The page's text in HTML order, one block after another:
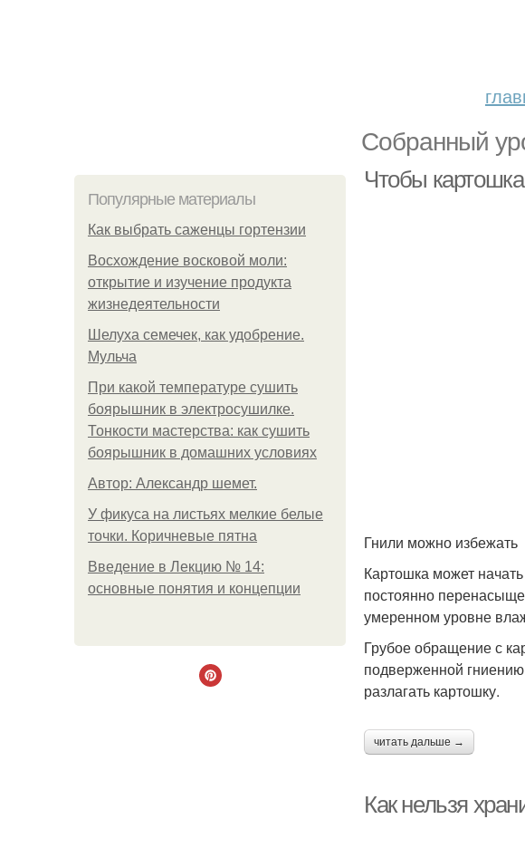
Собранный
Популярные материалы
Как выбрать саженцы гортензии
Восхождение восковой моли:
открытие и изучение продукта
жизнедеятельности
Шелуха семечек, как удобрение.
Мульча
При какой температуре сушить
боярышник в электросушилке.
Тонкости мастерства: как сушить
боярышник в домашних условиях
Автор: Александр шемет.
У фикуса на листьях мелкие белые
точки. Коричневые пятна
Введение в Лекцию № 14:
основные понятия и концепции
Чтобы
Гнили можно избежать
Картошка может
постоянно
умеренном уровне
Грубое обращение с
подверженной
разлагать картошку.
читать дальше →
Как нельзя